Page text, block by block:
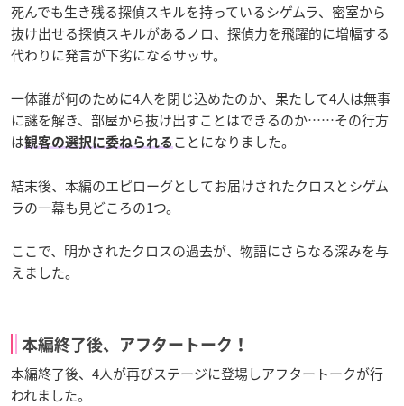
死んでも生き残る探偵スキルを持っているシゲムラ、密室から
抜け出せる探偵スキルがあるノロ、探偵力を飛躍的に増幅する
代わりに発言が下劣になるサッサ。
一体誰が何のために4人を閉じ込めたのか、果たして4人は無事
に謎を解き、部屋から抜け出すことはできるのか……その行方
は観客の選択に委ねられる ことになりました。
結末後、本編のエピローグとしてお届けされたクロスとシゲム
ラの一幕も見どころの1つ。
ここで、明かされたクロスの過去が、物語にさらなる深みを与
えました。
本編終了後、アフタートーク！
本編終了後、4人が再びステージに登場しアフタートークが行
われました。